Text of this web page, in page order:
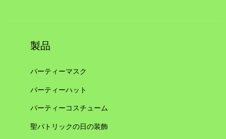
製品
パーティーマスク
パーティーハット
パーティーコスチューム
聖パトリックの日の装飾